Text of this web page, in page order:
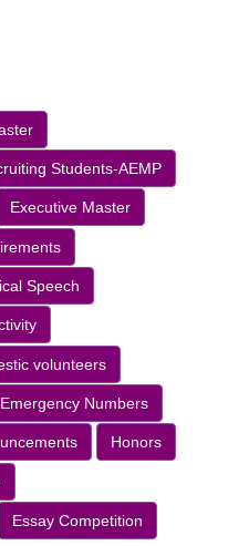
Students-AEMP
Executive Master
Speech
volunteers
Emergency Numbers
Honors
Essay Competition